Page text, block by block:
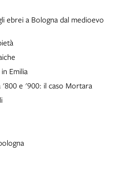
ebrei a Bologna dal medioevo
Emilia
e '900: il caso Mortara